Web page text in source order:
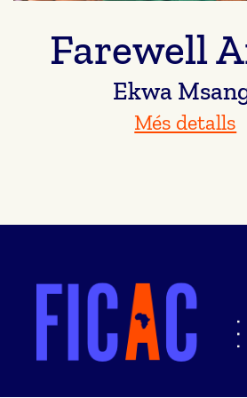
Farewell
Ekwa
Més detalls